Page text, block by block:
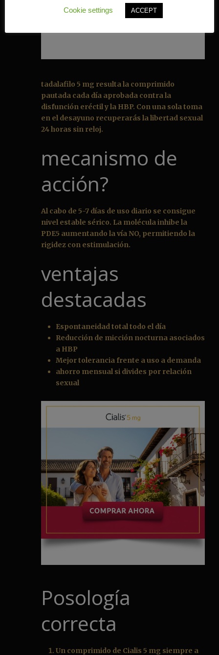
tadalafilo 5 mg resulta la comprimido
pautada cada día aprobada contra la
disfunción eréctil y la HBP. Con una sola toma
en el desayuno recuperarás la libertad sexual
24 horas sin reloj.
mecanismo de
acción?
Al cabo de 5-7 días de uso diario se consigue
nivel estable sérico. La molécula inhibe la
PDE5 aumentando la vía NO, permitiendo la
rigidez con estimulación.
ventajas
destacadas
Espontaneidad total todo el día
Reducción de micción nocturna asociados
a HBP
Mejor tolerancia frente a uso a demanda
ahorro mensual si divides por relación
sexual
Posología
correcta
Un comprimido de Cialis 5 mg siempre a
Cookie settings ACCEPT